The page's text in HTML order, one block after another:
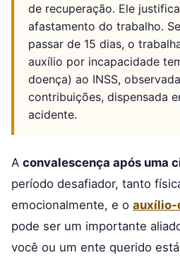
de recuperação. Ele
afastamento do trabalho.
passar de 15 dias, o
auxílio por incapacidade
doença) ao INSS,
contribuições, dispensada
acidente.
A convalescença após uma
período desafiador, tanto
emocionalmente, e o auxílio-
pode ser um importante
você ou um ente querido